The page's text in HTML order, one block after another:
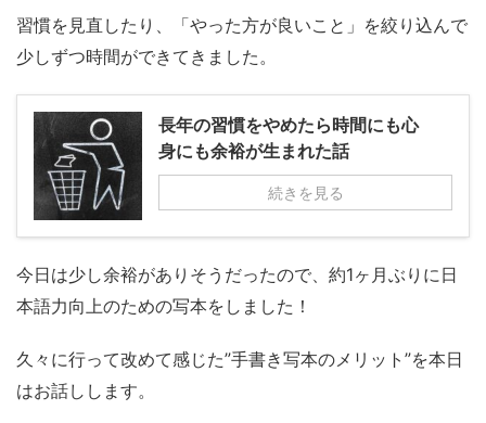
習慣を見直したり、「やった方が良いこと」を絞り込んで
少しずつ時間ができてきました。
長年の習慣をやめたら時間にも心
身にも余裕が生まれた話
続きを見る
今日は少し余裕がありそうだったので、約1ヶ月ぶりに日
本語力向上のための写本をしました！
久々に行って改めて感じた”手書き写本のメリット”を本日
はお話しします。